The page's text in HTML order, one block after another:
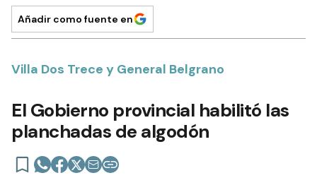
Añadir como fuente en
Villa Dos Trece y General Belgrano
El Gobierno provincial habilitó las
planchadas de algodón